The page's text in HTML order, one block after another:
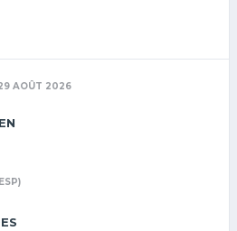
AOÛT 2026